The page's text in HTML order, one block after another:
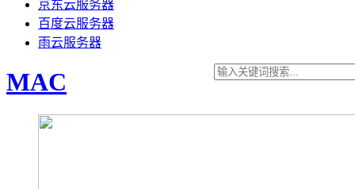
京东云服务器
百度云服务器
雨云服务器
MAC